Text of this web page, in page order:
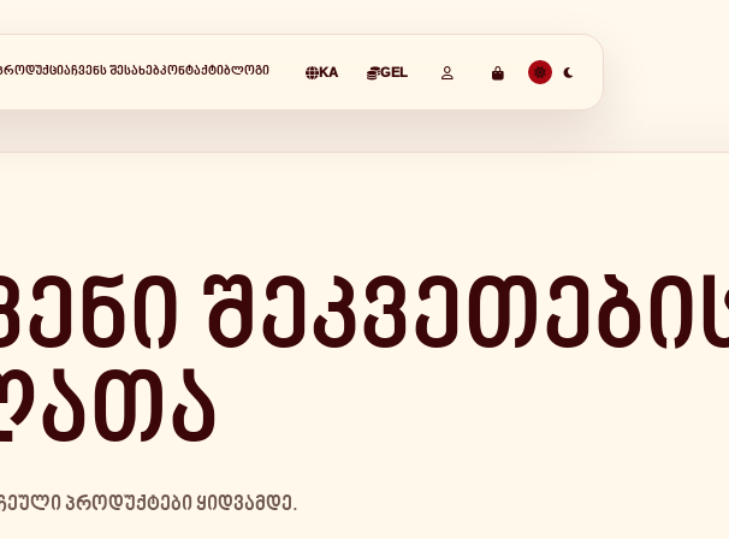
ᲩᲕᲔᲜᲡ ᲨᲔᲡᲐᲮᲔᲑᲙᲝᲜᲢᲐᲥᲢᲘᲑᲚᲝᲒᲘ KA GEL
პროდუქტები ყიდვამდე.